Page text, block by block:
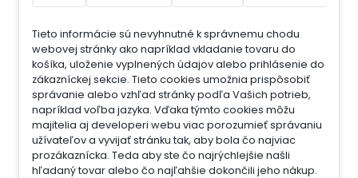
Tieto informácie sú nevyhnutné k správnemu chodu
webovej stránky ako napríklad vkladanie tovaru do
košíka, uloženie vyplnených údajov alebo prihlásenie do
zákazníckej sekcie. Tieto cookies umožnia prispôsobiť
správanie alebo vzhľad stránky podľa Vašich potrieb,
napríklad voľba jazyka. Vďaka týmto cookies môžu
majitelia aj developeri webu viac porozumieť správaniu
užívateľov a vyvijať stránku tak, aby bola čo najviac
prozákaznícka. Teda aby ste čo najrýchlejšie našli
hľadaný tovar alebo čo najľahšie dokončili jeho nákup.